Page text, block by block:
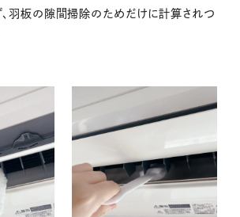
、羽板の隙間掃除のためだけに計算されつ